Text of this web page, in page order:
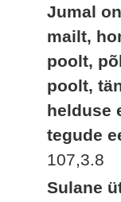
Jumal
mailt,
poolt,
poolt,
helduse
tegude
107,3.8
Sulane